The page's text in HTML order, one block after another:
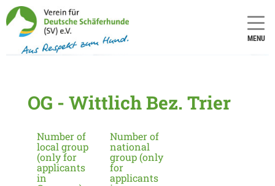
MENU
OG - Wittlich Bez. Trier
Number of
local group
(only for
applicants
in
Number of
national
group (only
for
applicants